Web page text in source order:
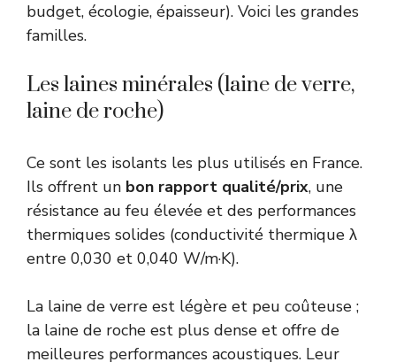
budget, écologie, épaisseur). Voici les grandes
familles.
Les laines minérales (laine de verre,
laine de roche)
Ce sont les isolants les plus utilisés en France.
Ils offrent un bon rapport qualité/prix, une
résistance au feu élevée et des performances
thermiques solides (conductivité thermique λ
entre 0,030 et 0,040 W/m·K).
La laine de verre est légère et peu coûteuse ;
la laine de roche est plus dense et offre de
meilleures performances acoustiques. Leur